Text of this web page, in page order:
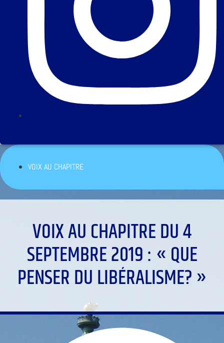
VOIX AU CHAPITRE
VOIX AU CHAPITRE DU 4
SEPTEMBRE 2019 : « QUE
PENSER DU LIBÉRALISME? »